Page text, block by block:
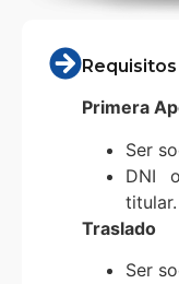
Requisitos
Primera
Ser
DNI
titular.
Traslado
Ser